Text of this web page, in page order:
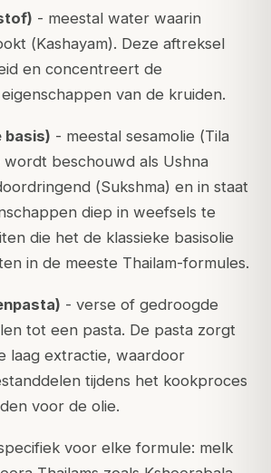
- meestal water waarin
(Kashayam). Deze aftreksel
en concentreert de
van de kruiden.
basis) - meestal sesamolie (Tila
wordt beschouwd als Ushna
(Sukshma) en in staat
diep in weefsels te
die het de klassieke basisolie
in de meeste Thailam-formules.
- verse of gedroogde
tot een pasta. De pasta zorgt
laag extractie, waardoor
tijdens het kookproces
voor de olie.
voor elke formule: melk